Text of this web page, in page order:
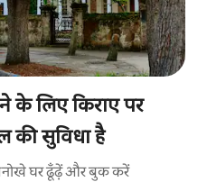
के लिए किराए पर
की सुविधा है
घर ढूँढ़ें और बुक करें